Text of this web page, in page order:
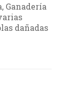
Ganadería
dañadas